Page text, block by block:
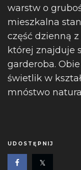
warstw o
mieszkalna
część dzienną
której znajduje
garderoba.
świetlik w
mnóstwo
UDOSTĘPNIJ